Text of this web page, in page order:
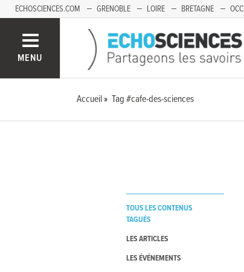
ECHOSCIENCES.COM GRENOBLE LOIRE BRETAGNE
MENU
Accueil Tag #cafe-des-sciences
TOUS LES CONTENUS
TAGUÉS
LES ARTICLES
LES ÉVÉNEMENTS